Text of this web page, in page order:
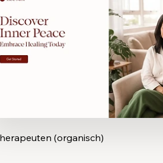
(organisch)